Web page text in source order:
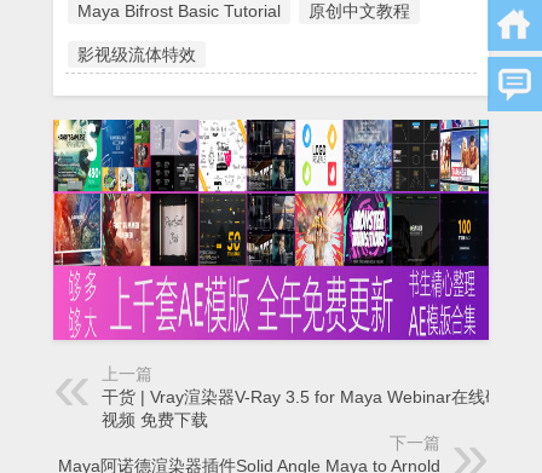
Maya Bifrost Basic Tutorial 原创中文教程
影视级流体特效
上一篇
干货 | Vray渲染器V-Ray 3.5 for Maya Webinar在线研讨会
视频 免费下载
下一篇
Maya阿诺德渲染器插件Solid Angle Maya to Arnold